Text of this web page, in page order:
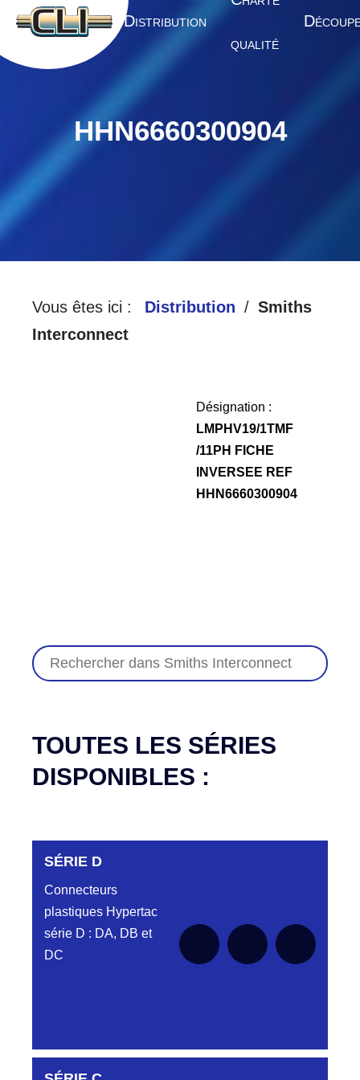
A CCUEIL DISTRIBUTION
QUALITÉ
D
HHN6660300904
Vous êtes ici : Distribution
Smiths
Interconnect
Désignation :
LMPHV19/1TMF
/11PH FICHE
INVERSEE REF
HHN6660300904
TOUTES LES SÉRIES
DISPONIBLES :
SÉRIE D
Connecteurs
plastiques Hypertac
série D : DA, DB et
DC
DC6122340N